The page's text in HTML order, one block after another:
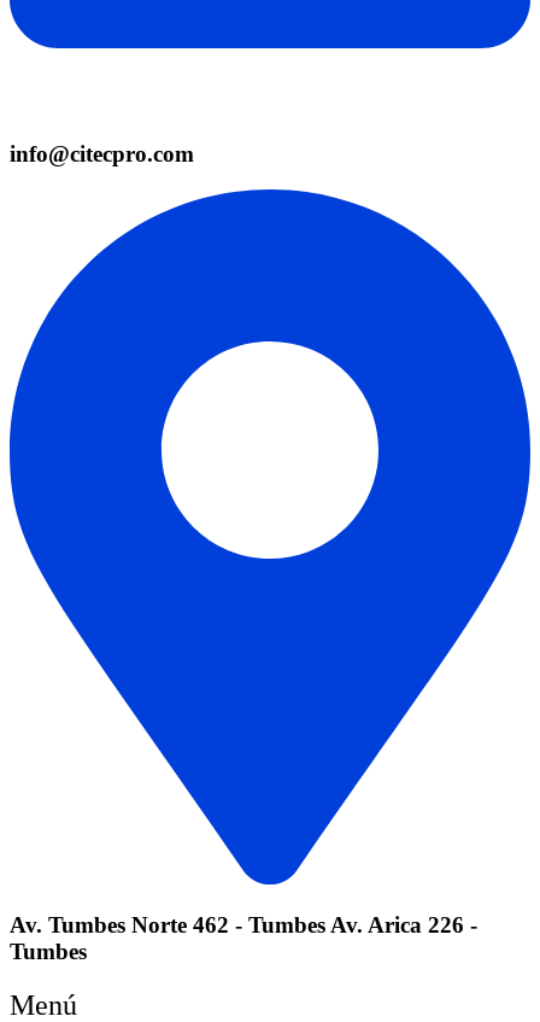
info@citecpro.com
Av. Tumbes Norte 462 - Tumbes Av. Arica 226 -
Tumbes
Menú